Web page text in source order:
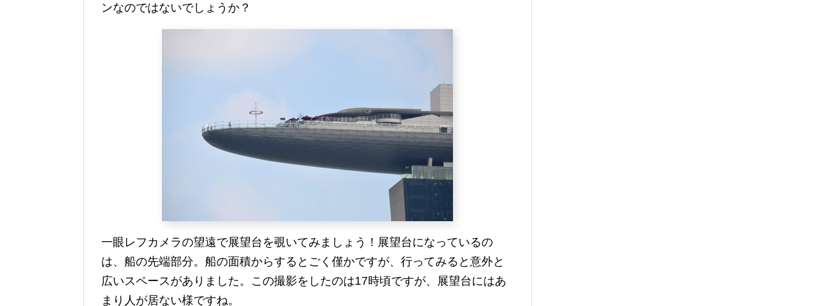
ンなのではないでしょうか？
一眼レフカメラの望遠で展望台を覗いてみましょう！展望台になっているの
は、船の先端部分。船の面積からするとごく僅かですが、行ってみると意外と
広いスペースがありました。この撮影をしたのは17時頃ですが、展望台にはあ
まり人が居ない様ですね。